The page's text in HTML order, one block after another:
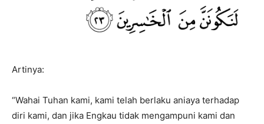
Artinya:
“Wahai Tuhan kami, kami telah berlaku aniaya terhadap
diri kami, dan jika Engkau tidak mengampuni kami dan